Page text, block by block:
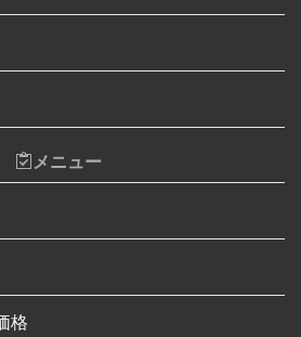
電コネクタ修理
ッチパネル修理交換
ームカードスロット修理
SDカードスロット修理
板破損修理（軽度）
板破損修理（重度）
メニュー
格